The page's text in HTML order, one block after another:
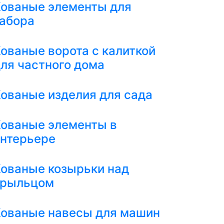
элементы для
ворота с калиткой
частного дома
изделия для сада
элементы в
козырьки над
навесы для машин